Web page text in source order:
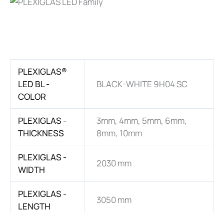
PLEXIGLAS®
LED BL -
COLOR
BLACK-WHITE 9H04 SC
PLEXIGLAS -
THICKNESS
3mm, 4mm, 5mm, 6mm,
8mm, 10mm
PLEXIGLAS -
WIDTH
2030 mm
PLEXIGLAS -
LENGTH
3050 mm